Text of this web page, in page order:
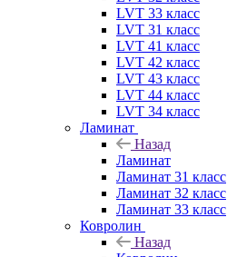
LVT 33 класс
LVT 31 класс
LVT 41 класс
LVT 42 класс
LVT 43 класс
LVT 44 класс
LVT 34 класс
Ламинат
Назад
Ламинат
Ламинат 31 класс
Ламинат 32 класс
Ламинат 33 класс
Ковролин
Назад